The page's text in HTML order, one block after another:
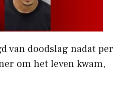
van doodslag nadat per
om het leven kwam,